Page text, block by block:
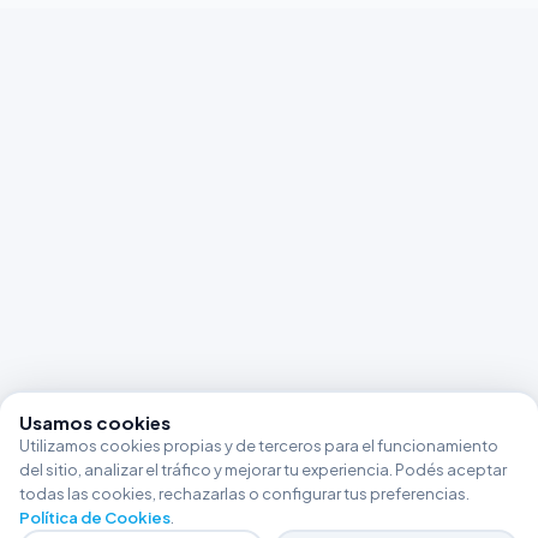
Usamos cookies
Utilizamos cookies propias y de terceros para el funcionamiento
del sitio, analizar el tráfico y mejorar tu experiencia. Podés aceptar
todas las cookies, rechazarlas o configurar tus preferencias.
Política de Cookies